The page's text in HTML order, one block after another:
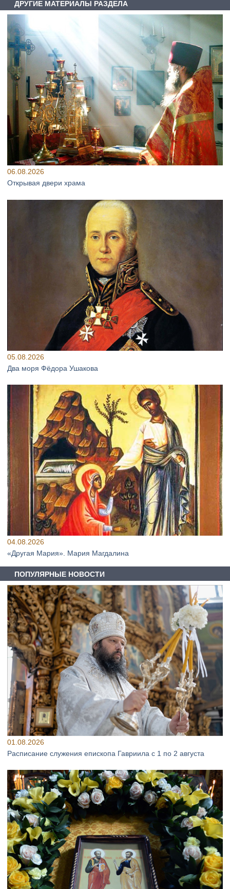
ДРУГИЕ МАТЕРИАЛЫ РАЗДЕЛА
06.08.2026
Открывая двери храма
05.08.2026
Два моря Фёдора Ушакова
04.08.2026
«Другая Мария». Мария Магдалина
ПОПУЛЯРНЫЕ НОВОСТИ
01.08.2026
Расписание служения епископа Гавриила с 1 по 2 августа